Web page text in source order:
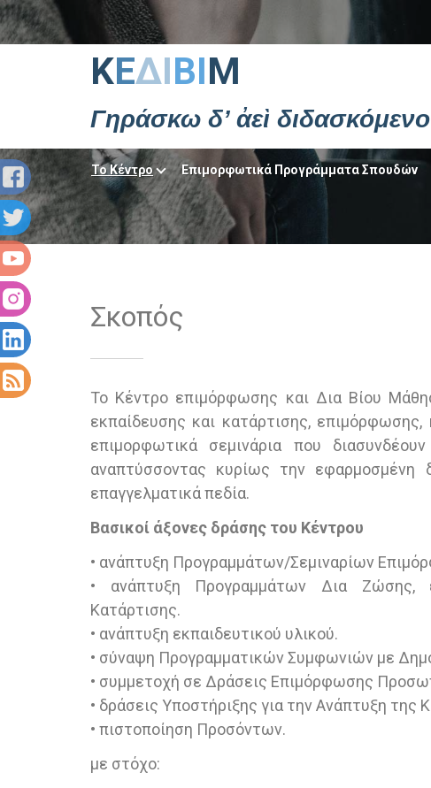
ΚΕΔΙΒΙΜ
Γηράσκω δ’ ἀεὶ
Το Κέντρο Επιμορφωτικά Προγράμματα Σπουδών
Σκοπός
Το Κέντρο επιμόρφωσης και Δια Βίου
εκπαίδευσης και κατάρτισης,
επιμορφωτικά σεμινάρια που
αναπτύσσοντας κυρίως την εφαρμοσμένη
επαγγελματικά πεδία.
Βασικοί άξονες δράσης του Κέντρου
• ανάπτυξη Προγραμμάτων/Σεμιναρίων
• ανάπτυξη Προγραμμάτων Δια Ζώσης,
Κατάρτισης.
• ανάπτυξη εκπαιδευτικού υλικού.
• σύναψη Προγραμματικών Συμφωνιών με
• συμμετοχή σε Δράσεις Επιμόρφωσης
• δράσεις Υποστήριξης για την Ανάπτυξη της
• πιστοποίηση Προσόντων.
με στόχο: